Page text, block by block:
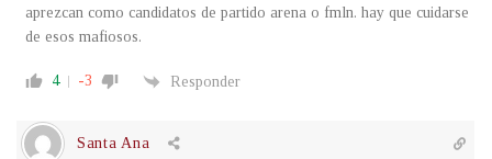
aprezcan como candidatos de partido arena o fmln. hay que cuidarse
de esos mafiosos.
4 -3 Responder
Santa Ana